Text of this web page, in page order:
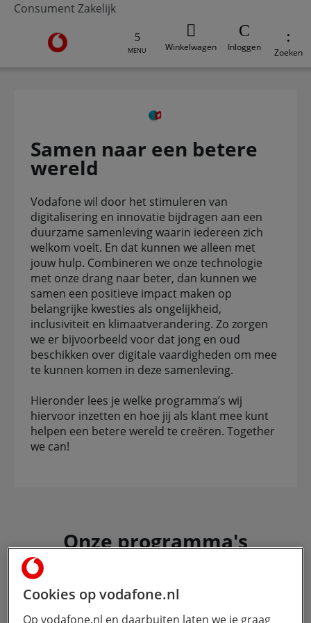
Consument Zakelijk
Ga naar de Vodafone homepage
MENU Winkelwagen Inloggen Zoeken
Samen naar een betere
wereld
Vodafone wil door het stimuleren van
digitalisering en innovatie bijdragen aan een
duurzame samenleving waarin iedereen zich
welkom voelt. En dat kunnen we alleen met
jouw hulp. Combineren we onze technologie
met onze drang naar beter, dan kunnen we
samen een positieve impact maken op
belangrijke kwesties als ongelijkheid,
inclusiviteit en klimaatverandering. Zo zorgen
we er bijvoorbeeld voor dat jong en oud
beschikken over digitale vaardigheden om mee
te kunnen komen in deze samenleving.
Hieronder lees je welke programma’s wij
hiervoor inzetten en hoe jij als klant mee kunt
helpen een betere wereld te creëren. Together
we can!
Onze programma's
Cookies op vodafone.nl
Op vodafone.nl en daarbuiten laten we je graag